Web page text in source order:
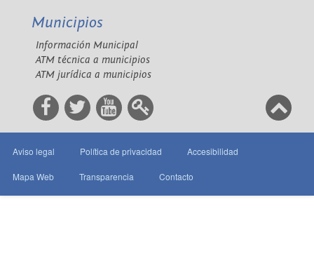
Municipios
Información Municipal
ATM técnica a municipios
ATM jurídica a municipios
Aviso legal Política de privacidad Accesibilidad
Mapa Web Transparencia Contacto